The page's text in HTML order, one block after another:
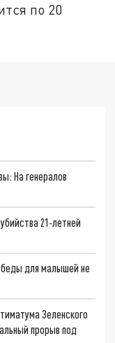
по 20
На генералов
21-летней
беды для малышей не
Зеленского
прорыв под